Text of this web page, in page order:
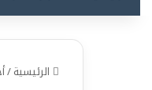
الرئيسية/